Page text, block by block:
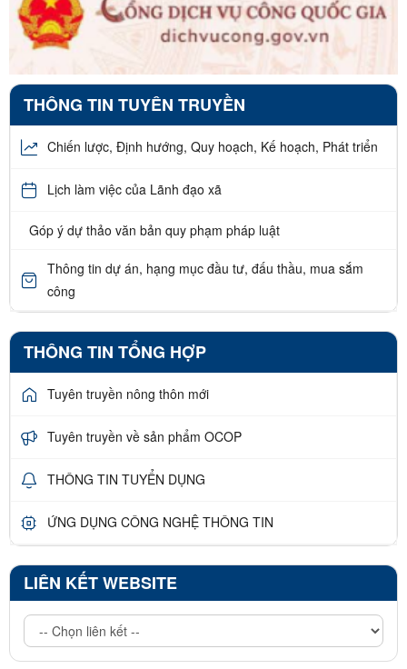
THÔNG TIN TUYÊN TRUYỀN
Chiến lược, Định hướng, Quy hoạch, Kế hoạch, Phát triển
Lịch làm việc của Lãnh đạo xã
Góp ý dự thảo văn bản quy phạm pháp luật
Thông tin dự án, hạng mục đầu tư, đấu thầu, mua sắm
công
THÔNG TIN TỔNG HỢP
Tuyên truyền nông thôn mới
Tuyên truyền về sản phẩm OCOP
THÔNG TIN TUYỂN DỤNG
ỨNG DỤNG CÔNG NGHỆ THÔNG TIN
LIÊN KẾT WEBSITE